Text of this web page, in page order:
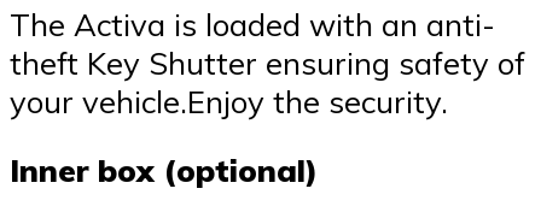
The Activa is loaded with an anti-
theft Key Shutter ensuring safety of
your vehicle.Enjoy the security.
Inner box (optional)